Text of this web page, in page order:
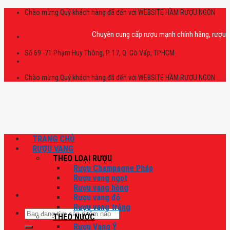
Skip
Chào mừng Quý khách hàng đã đến với WEBSITE HẦM RƯỢU NGON
Chuyên cung cấp rượu mạnh chính hãng, rượu
Số 69 -71 Phạm Huy Thông, P. 17, Q. Gò Vấp, TPHCM
Chào mừng Quý khách hàng đã đến với WEBSITE HẦM RƯỢU NGON
Tìm
kiếm:
TRANG CHỦ
RƯỢU VANG
THEO LOẠI RƯỢU
Rượu Champagne Pháp
Rượu vang ngọt
Rượu vang hồng
Rượu vang đỏ
Rượu vang trắng
THEO NƯỚC
Rượu Vang Ý